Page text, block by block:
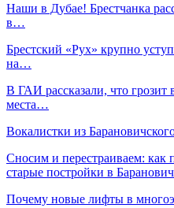
Наши в Дубае! Брестчанка
в…
Брестский «Рух» крупно
на…
В ГАИ рассказали, что грозит
места…
Вокалистки из
Сносим и перестраиваем: как
старые постройки в
Почему новые лифты в